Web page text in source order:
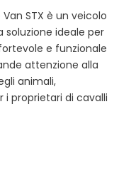
STX è un veicolo
ideale per
e funzionale
attenzione alla
animali,
proprietari di cavalli